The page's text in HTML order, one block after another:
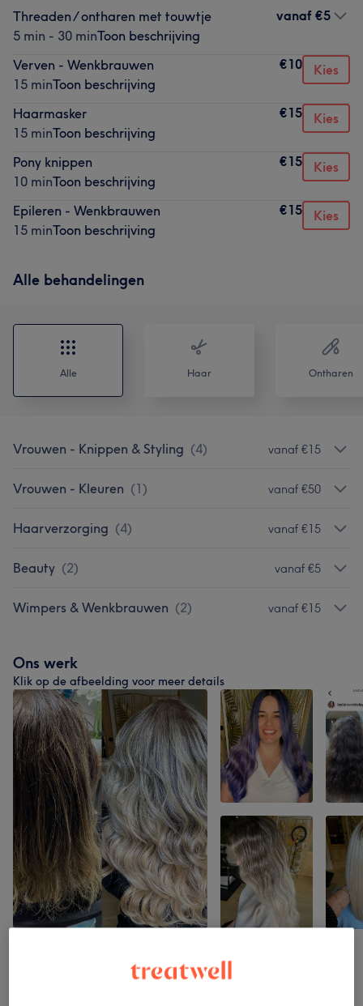
Threaden / ontharen met touwtje
5 min - 30 minToon beschrijving
vanaf €5
Verven - Wenkbrauwen
15 minToon beschrijving
€10 Kies
Haarmasker
15 minToon beschrijving
€15 Kies
Pony knippen
10 minToon beschrijving
€15 Kies
Epileren - Wenkbrauwen
15 minToon beschrijving
€15 Kies
Alle behandelingen
Alle Haar Ontharen
Vrouwen - Knippen & Styling (4) vanaf €15
Vrouwen - Kleuren (1) vanaf €50
Haarverzorging (4) vanaf €15
Beauty (2) vanaf €5
Wimpers & Wenkbrauwen (2) vanaf €15
Ons werk
Klik op de afbeelding voor meer details